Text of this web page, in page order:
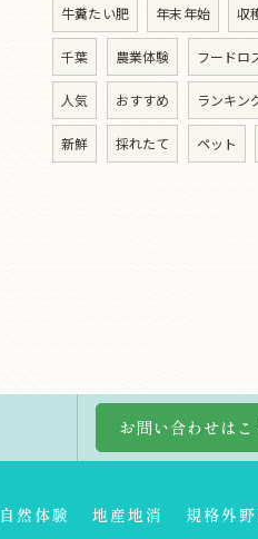
牛糞たい肥 年末年始 収
千葉 農業体験 フードロ
人気 おすすめ ランキン
新鮮 採れたて ペット
お問い合わせはこ
自然体験 地産地消 規格外